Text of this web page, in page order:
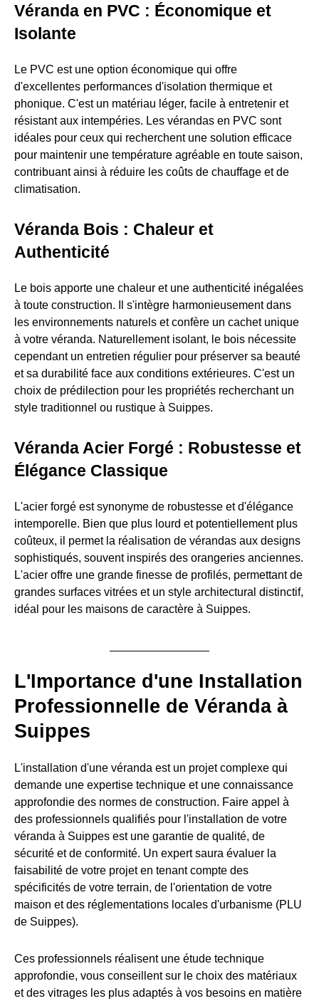
Véranda en PVC : Économique et
Isolante
Le PVC est une option économique qui offre
d'excellentes performances d'isolation thermique et
phonique. C'est un matériau léger, facile à entretenir et
résistant aux intempéries. Les vérandas en PVC sont
idéales pour ceux qui recherchent une solution efficace
pour maintenir une température agréable en toute saison,
contribuant ainsi à réduire les coûts de chauffage et de
climatisation.
Véranda Bois : Chaleur et
Authenticité
Le bois apporte une chaleur et une authenticité inégalées
à toute construction. Il s'intègre harmonieusement dans
les environnements naturels et confère un cachet unique
à votre véranda. Naturellement isolant, le bois nécessite
cependant un entretien régulier pour préserver sa beauté
et sa durabilité face aux conditions extérieures. C'est un
choix de prédilection pour les propriétés recherchant un
style traditionnel ou rustique à Suippes.
Véranda Acier Forgé : Robustesse et
Élégance Classique
L'acier forgé est synonyme de robustesse et d'élégance
intemporelle. Bien que plus lourd et potentiellement plus
coûteux, il permet la réalisation de vérandas aux designs
sophistiqués, souvent inspirés des orangeries anciennes.
L'acier offre une grande finesse de profilés, permettant de
grandes surfaces vitrées et un style architectural distinctif,
idéal pour les maisons de caractère à Suippes.
L'Importance d'une Installation
Professionnelle de Véranda à
Suippes
L'installation d'une véranda est un projet complexe qui
demande une expertise technique et une connaissance
approfondie des normes de construction. Faire appel à
des professionnels qualifiés pour l'installation de votre
véranda à Suippes est une garantie de qualité, de
sécurité et de conformité. Un expert saura évaluer la
faisabilité de votre projet en tenant compte des
spécificités de votre terrain, de l'orientation de votre
maison et des réglementations locales d'urbanisme (PLU
de Suippes).
Ces professionnels réalisent une étude technique
approfondie, vous conseillent sur le choix des matériaux
et des vitrages les plus adaptés à vos besoins en matière